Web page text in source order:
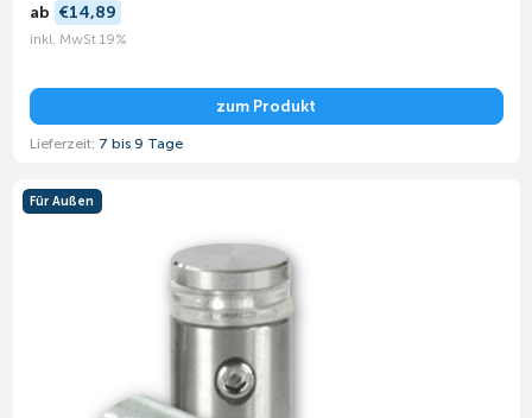
ab €14,89
inkl. MwSt 19%
zum Produkt
Lieferzeit: 7 bis 9 Tage
Für Außen